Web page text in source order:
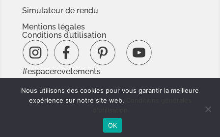
Simulateur de rendu
Mentions légales
Conditions d’utilisation
#espacerevetements
www.espacedoc.fr
www.signnaturedexception.com
Nous utilisons des cookies pour vous garantir la meilleure
expérience sur notre site web.
OK